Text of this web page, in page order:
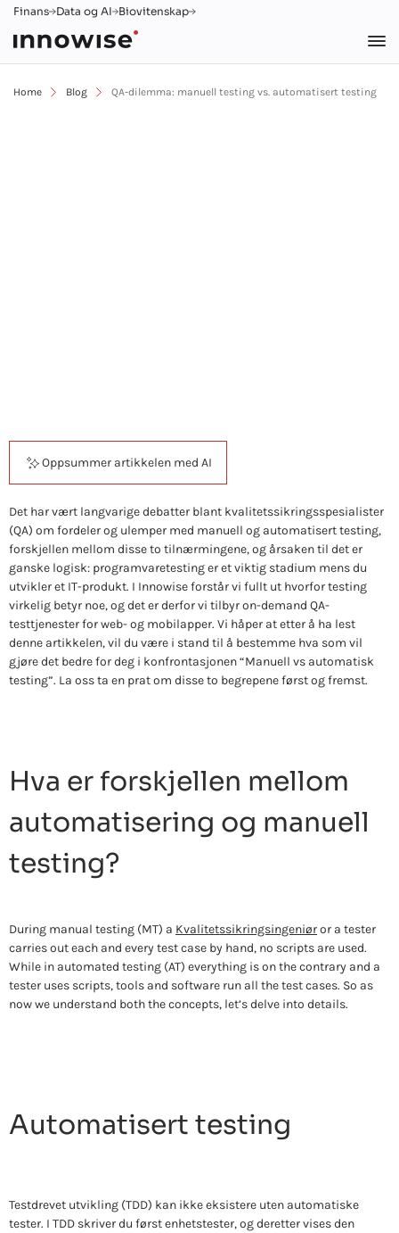
Finans Data og AI Biovitenskap
Home Blog QA-dilemma: manuell testing vs. automatisert testing
Oppsummer artikkelen med AI
Det har vært langvarige debatter blant kvalitetssikringsspesialister
(QA) om fordeler og ulemper med manuell og automatisert testing,
forskjellen mellom disse to tilnærmingene, og årsaken til det er
ganske logisk: programvaretesting er et viktig stadium mens du
utvikler et IT-produkt. I Innowise forstår vi fullt ut hvorfor testing
virkelig betyr noe, og det er derfor vi tilbyr on-demand QA-
testtjenester for web- og mobilapper. Vi håper at etter å ha lest
denne artikkelen, vil du være i stand til å bestemme hva som vil
gjøre det bedre for deg i konfrontasjonen “Manuell vs automatisk
testing”. La oss ta en prat om disse to begrepene først og fremst.
Hva er forskjellen mellom
automatisering og manuell
testing?
During manual testing (MT) a Kvalitetssikringsingeniøror a tester
carries out each and every test case by hand, no scripts are used.
While in automated testing (AT) everything is on the contrary and a
tester uses scripts, tools and software run all the test cases. So as
now we understand both the concepts, let’s delve into details.
Automatisert testing
Testdrevet utvikling (TDD) kan ikke eksistere uten automatiske
tester. I TDD skriver du først enhetstester, og deretter vises den